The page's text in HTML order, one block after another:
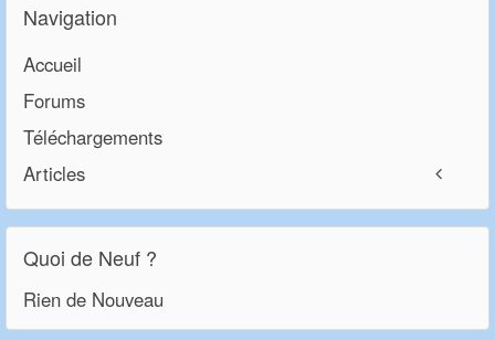
Navigation
Accueil
Forums
Téléchargements
Articles
Quoi de Neuf ?
Rien de Nouveau